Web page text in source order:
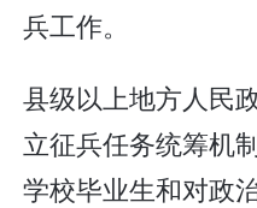
兵工作。
县级以上地方人民
立征兵任务统筹机
学校毕业生和对政